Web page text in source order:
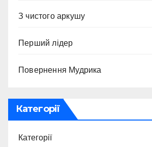
З чистого аркушу
Перший лідер
Повернення Мудрика
Категорії
Категорії